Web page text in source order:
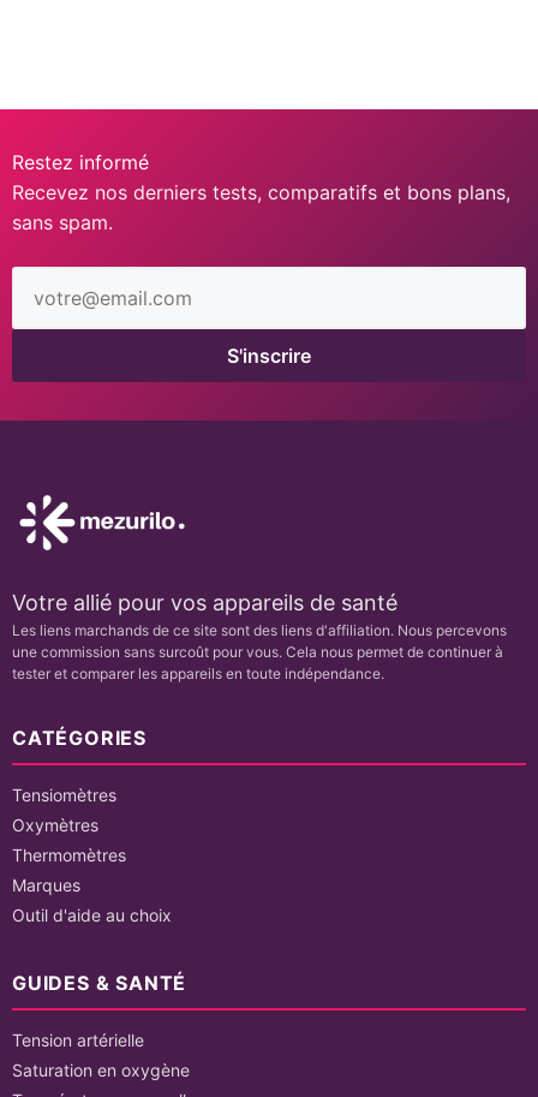
Restez informé
Recevez nos derniers tests, comparatifs et bons plans,
sans spam.
email
S'inscrire
Votre allié pour vos appareils de santé
Les liens marchands de ce site sont des liens d'affiliation. Nous percevons
une commission sans surcoût pour vous. Cela nous permet de continuer à
tester et comparer les appareils en toute indépendance.
CATÉGORIES
Tensiomètres
Oxymètres
Thermomètres
Marques
Outil d'aide au choix
GUIDES & SANTÉ
Tension artérielle
Saturation en oxygène